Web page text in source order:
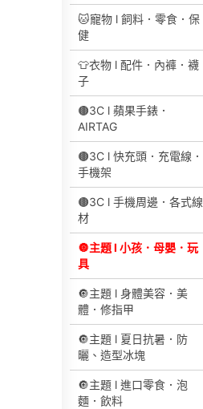
🐱寵物 l 飼料．零食．保
健
👕衣物 l 配件．內褲．襪
子
🟤3C l 蘋果手錶．
AIRTAG
🟤3C l 快充頭．充電線．
手機架
🟤3C l 手機周邊．各式線
材
🔘主題 l 小孩．母嬰．玩
具
🔘主題 l 身體美容．美
體．修指甲
🔘主題 l 夏日抗暑．防
曬、造型冰塊
🔘主題 l 進口零食．泡
麵．飲料